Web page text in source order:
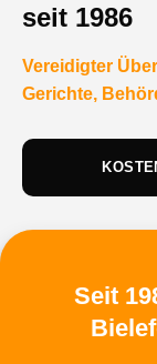
seit 1986
Vereidigter
Gerichte,
Seit